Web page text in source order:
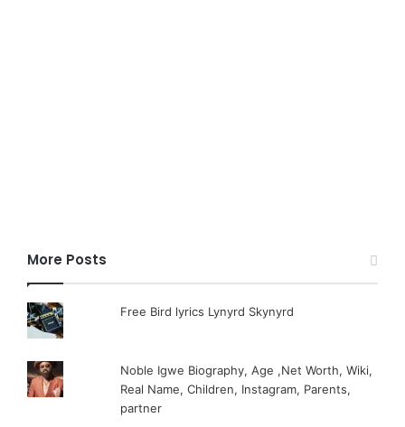
More Posts
Free Bird lyrics Lynyrd Skynyrd
Noble Igwe Biography, Age ,Net Worth, Wiki,
Real Name, Children, Instagram, Parents,
partner